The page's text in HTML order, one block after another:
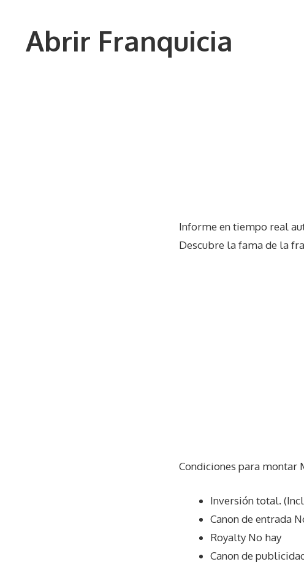
contenidoAbrir Franquicia
Informe en tiempo real
Descubre la fama de la
Condiciones para montar
Inversión total.
Canon de entrada
Royalty No hay
Canon de